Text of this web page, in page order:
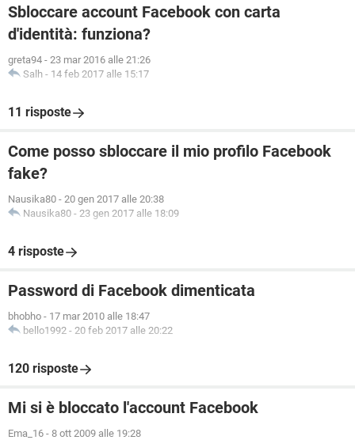
Sbloccare account Facebook con carta
d'identità: funziona?
greta94 - 23 mar 2016 alle 21:26
Salh - 14 feb 2017 alle 15:17
11 risposte
Come posso sbloccare il mio profilo Facebook
fake?
Nausika80 - 20 gen 2017 alle 20:38
Nausika80 - 23 gen 2017 alle 18:09
4 risposte
Password di Facebook dimenticata
bhobho - 17 mar 2010 alle 18:47
bello1992 - 20 feb 2017 alle 20:22
120 risposte
Mi si è bloccato l'account Facebook
Ema_16 - 8 ott 2009 alle 19:28